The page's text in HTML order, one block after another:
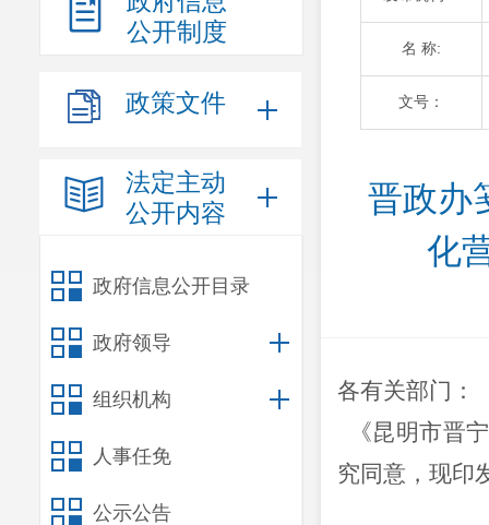
公开制度
政策文件
法定主动
公开内容
政府信息公开目录
政府领导
组织机构
人事任免
公示公告
名 称:
文号：
晋政办
化
各有关部门：
《昆明市晋
究同意，现印